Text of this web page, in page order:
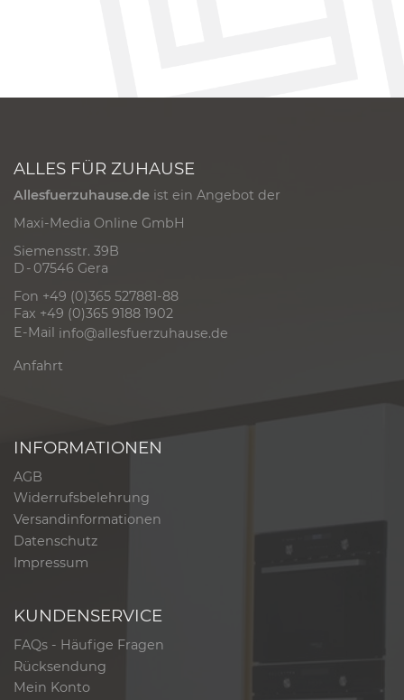
ALLES FÜR ZUHAUSE
Allesfuerzuhause.de ist ein Angebot der
Maxi-Media Online GmbH
Siemensstr. 39B
D - 07546 Gera
Fon +49 (0)365 527881-88
Fax +49 (0)365 9188 1902
E-Mail info@allesfuerzuhause.de
Anfahrt
INFORMATIONEN
AGB
Widerrufsbelehrung
Versandinformationen
Datenschutz
Impressum
KUNDENSERVICE
FAQs - Häufige Fragen
Rücksendung
Mein Konto